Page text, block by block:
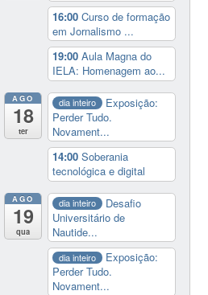
16:00Curso de formação
em Jornalismo ...
19:00Aula Magna do
IELA: Homenagem ao...
AGO
18
ter
dia inteiro
Exposição:
Perder Tudo.
Novament...
14:00Soberania
tecnológica e digital
AGO
19
qua
dia inteiro
Desafio
Universitário de
Nautide...
dia inteiro
Exposição:
Perder Tudo.
Novament...